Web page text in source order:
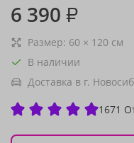
6 390 ₽
Размер: 60 × 120 см
В наличии
Доставка в г.
1671